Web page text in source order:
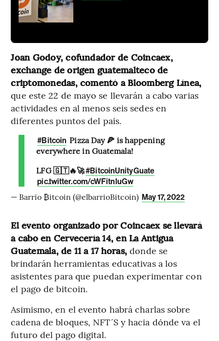
Joan Godoy, cofundador de Coincaex,
exchange de origen guatemalteco de
criptomonedas, comentó a Bloomberg Línea,
que este 22 de mayo se llevarán a cabo varias
actividades en al menos seis sedes en
diferentes puntos del país.
#Bitcoin Pizza Day 🍕 is happening
everywhere in Guatemala!
LFG 🇬🇹🔥🚀#BitcoinUnityGuate
pic.twitter.com/cWFitnluGw
— Barrio ₿itcoin (@elbarrioBitcoin) May 17, 2022
El evento organizado por Coincaex se llevará
a cabo en Cervecería 14, en La Antigua
Guatemala, de 11 a 17 horas, donde se
brindarán herramientas educativas a los
asistentes para que puedan experimentar con
el pago de bitcoin.
Asimismo, en el evento habrá charlas sobre
cadena de bloques, NFT´S y hacia dónde va el
futuro del pago digital.